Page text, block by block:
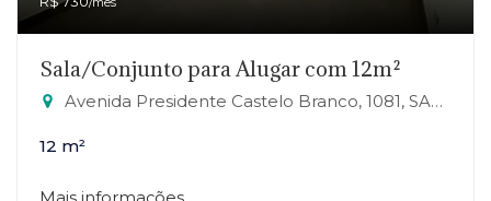
Sala/Conjunto para Alugar com 12m²
Avenida Presidente Castelo Branco, 1081, SALA 27 - Jardim Zaira, Mauá-SP
12 m²